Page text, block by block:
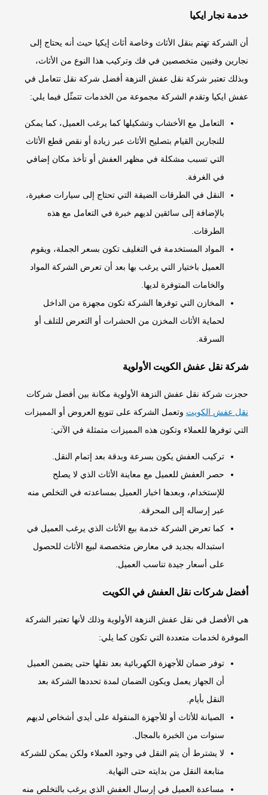
خدمة نجار ايكيا
أن الشركة تهتم بنقل الأثاث وخاصة أثاث إيكيا حيث أنه يحتاج إلى
نجارين وفنيين متخصصين في فك وتركيب هذا النوع من الأثاث،
وبذلك تعتبر شركة نقل عفش النزهةأفضل شركة نقل تتعامل في
عفش ايكيا وتقدم الشركة مجموعة من الخدمات تتمثّل فيما يلي:
التعامل مع الأخشاب وتشكيلها كما يرغب العميل، كما يمكن
للنجارين القيام بتصليح الأثاث عبر زيادة أو نقص قطع الأثاث
التي تسبب مشكلة في مظهر العفش أو تأخذ مكان إضافي
في الغرفة.
النقل في الطرقات الضيقة التي تحتاج إلى سيارات صغيرة،
بالإضافة إلى سائقين لديهم خبرة في التعامل مع هذه
الطرقات.
المواد المستخدمة في التغليف تكون بسعر الجملة، ويقوم
العميل باختيار التي يرغب بها بعد أن تعرض الشركة المواد
والخامات المتوفرة لديها.
المخازن التي توفرها الشركة تكون مجهزة من الداخل
لحماية الأثاث المخزن من الحشرات أو التعرض للتلف أو
السرقة.
شركة نقل عفش الكويت الأولوية
حجزت شركة نقل عفش النزهة الأولوية مكانة بين أفضل شركات
نقل عفش الكويتوتعمل الشركة على تنويع العروض أو المميزات
التي توفرها للعملاء وتكون هذه المميزات متمثلة في الآتي:
تركيب العفش يكون بسرعة وبدقة بعد إتمام النقل.
حصر العفش للعميل مع معاينة الأثاث الذي لا يصلح
للإستخدام، وبعدها اخبار العميل بمساعدته في التخلص منه
عبر إرساله إلى المحرقة.
كما تعرض الشركة خدمة بيع الأثاث الذي يرغب العميل في
استبداله بجديد في معارض متخصصة لبيع الأثاث للحصول
على أسعار جيدة تناسب العميل.
أفضل شركات نقل العفش في الكويت
هي الأفضل في نقل عفش النزهة الأولوية وذلك لأنها تعتبر الشركة
الموفرة لخدمات متعددة التي تكون كما يلي:
توفر ضمان للأجهزة الكهربائية بعد نقلها حتى يضمن العميل
أن الجهاز يعمل ويكون الضمان لمدة تحددها الشركة بعد
النقل بأيام.
الصيانة للأثاث أو للأجهزة المنقولة على أيدي أشخاص لديهم
سنوات من الخبرة بالمجال.
لا يشترط أن يتم النقل في وجود العملاء ولكن يمكن للشركة
متابعة النقل من بدايته حتى النهاية.
مساعدة العميل في إرسال العفش الذي يرغب بالتخلص منه